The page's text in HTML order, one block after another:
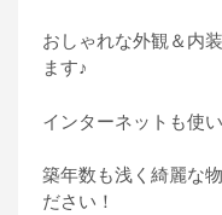
おしゃれな外観＆内
ます♪
インターネットも使
築年数も浅く綺麗な
ださい！